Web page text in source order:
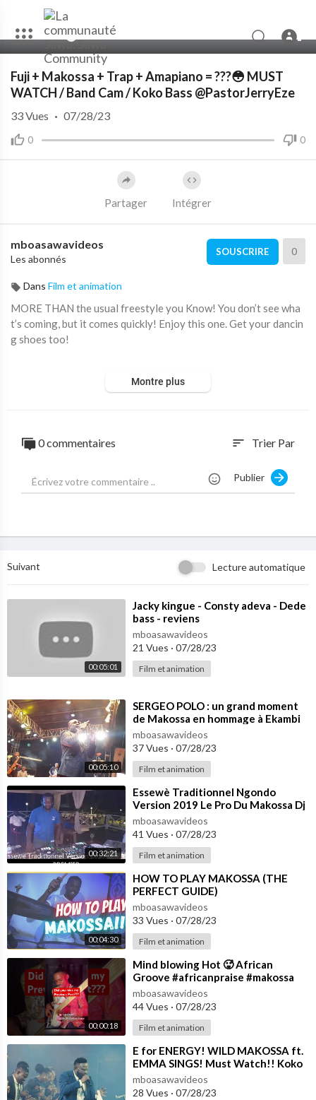
00:00 15:01
Fuji + Makossa + Trap + Amapiano = ???😳 MUST
WATCH / Band Cam / Koko Bass @PastorJerryEze
0 0
33Vues · 07/28/23
Partager Intégrer
mboasawavideos
Les abonnés
SOUSCRIRE 0
Dans Film et animation
MORE THAN the usual freestyle you Know! You don’t see wha
t’s coming, but it comes quickly! Enjoy this one. Get your dancin
g shoes too!
Montre plus
0 commentaires sort Trier Par
Publier
Suivant Lecture automatique
00:05:01
⁣Jacky kingue - Consty adeva - Dede
bass - reviens
mboasawavideos
21 Vues · 07/28/23
Film et animation
00:05:10
⁣SERGEO POLO : un grand moment
de Makossa en hommage à Ekambi
Brillant
mboasawavideos
37 Vues · 07/28/23
Film et animation
00:32:21
⁣Essewè Traditionnel Ngondo
Version 2019 Le Pro Du Makossa Dj
Pat Premier
mboasawavideos
41 Vues · 07/28/23
Film et animation
00:04:30
⁣HOW TO PLAY MAKOSSA (THE
PERFECT GUIDE)
mboasawavideos
33 Vues · 07/28/23
Film et animation
00:00:18
⁣Mind blowing Hot 🥵 African
Groove #africanpraise #makossa
#soukous
mboasawavideos
44 Vues · 07/28/23
Film et animation
⁣E for ENERGY! WILD MAKOSSA ft.
EMMA SINGS! Must Watch!! Koko
Bass / Band Cam @PastorJerryEze
mboasawavideos
28 Vues · 07/28/23